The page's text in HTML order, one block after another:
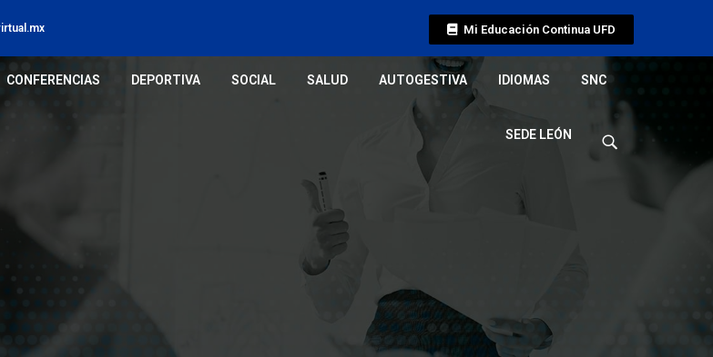
Mi Educación Continua UFD
CONFERENCIAS DEPORTIVA SOCIAL SALUD AUTOGESTIVA IDIOMAS SNC
SEDE LEÓN